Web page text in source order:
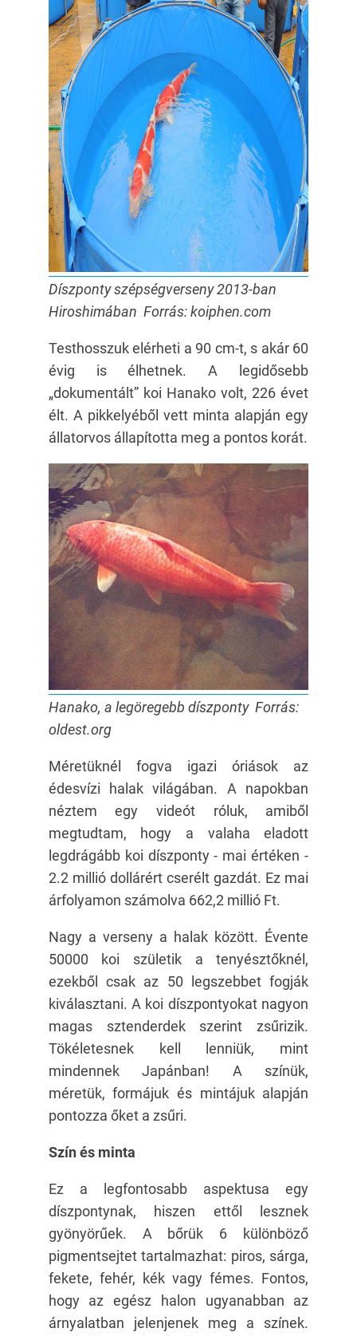
Díszponty szépségverseny 2013-ban
Hiroshimában Forrás: koiphen.com
Testhosszuk elérheti a 90 cm-t, s akár 60
évig is élhetnek. A legidősebb
„dokumentált” koi Hanako volt, 226 évet
élt. A pikkelyéből vett minta alapján egy
állatorvos állapította meg a pontos korát.
Hanako, a legöregebb díszponty Forrás:
oldest.org
Méretüknél fogva igazi óriások az
édesvízi halak világában. A napokban
néztem egy videót róluk, amiből
megtudtam, hogy a valaha eladott
legdrágább koi díszponty - mai értéken -
2.2 millió dollárért cserélt gazdát. Ez mai
árfolyamon számolva 662,2 millió Ft.
Nagy a verseny a halak között. Évente
50000 koi születik a tenyésztőknél,
ezekből csak az 50 legszebbet fogják
kiválasztani. A koi díszpontyokat nagyon
magas sztenderdek szerint zsűrizik.
Tökéletesnek kell lenniük, mint
mindennek Japánban! A színük,
méretük, formájuk és mintájuk alapján
pontozza őket a zsűri.
Szín és minta
Ez a legfontosabb aspektusa egy
díszpontynak, hiszen ettől lesznek
gyönyörűek. A bőrük 6 különböző
pigmentsejtet tartalmazhat: piros, sárga,
fekete, fehér, kék vagy fémes. Fontos,
hogy az egész halon ugyanabban az
árnyalatban jelenjenek meg a színek.